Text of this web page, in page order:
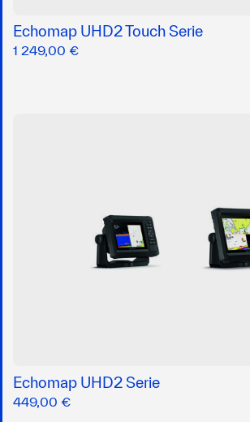
Echomap UHD2 Touch Serie
1 249,00 €
Echomap UHD2 Serie
449,00 €